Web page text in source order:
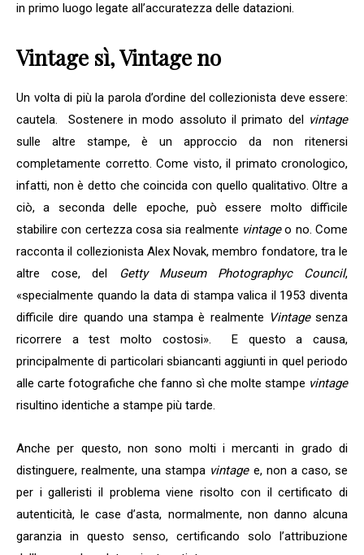
in primo luogo legate all’accuratezza delle datazioni.
Vintage sì, Vintage no
Un volta di più la parola d’ordine del collezionista deve essere:
cautela. Sostenere in modo assoluto il primato del
vintage
sulle altre stampe, è un approccio da non ritenersi
completamente corretto. Come visto, il primato cronologico,
infatti, non è detto che coincida con quello qualitativo. Oltre a
ciò, a seconda delle epoche, può essere molto difficile
stabilire con certezza cosa sia realmente vintageo no. Come
racconta il collezionista Alex Novak, membro fondatore, tra le
altre cose, del
Getty Museum Photographyc Council,
«specialmente quando la data di stampa valica il 1953 diventa
difficile dire quando una stampa è realmente Vintagesenza
ricorrere a test molto costosi». E questo a causa,
principalmente di particolari sbiancanti aggiunti in quel periodo
alle carte fotografiche che fanno sì che molte stampe vintage
risultino identiche a stampe più tarde.
Anche per questo, non sono molti i mercanti in grado di
distinguere, realmente, una stampa vintage e, non a caso, se
per i galleristi il problema viene risolto con il certificato di
autenticità, le case d’asta, normalmente, non danno alcuna
garanzia in questo senso, certificando solo l’attribuzione